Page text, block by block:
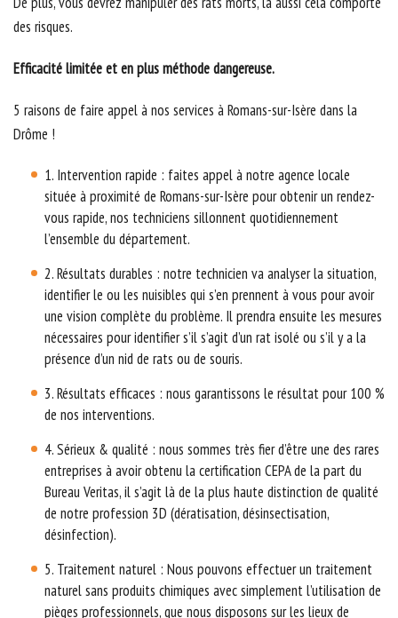
des risques.
Efficacité limitée et en plus méthode dangereuse.
5 raisons de faire appel à nos services à Romans-sur-Isère dans la
Drôme !
1. Intervention rapide : faites appel à notre agence locale
située à proximité de Romans-sur-Isère pour obtenir un rendez-
vous rapide, nos techniciens sillonnent quotidiennement
l’ensemble du département.
2. Résultats durables : notre technicien va analyser la situation,
identifier le ou les nuisibles qui s’en prennent à vous pour avoir
une vision complète du problème. Il prendra ensuite les mesures
nécessaires pour identifier s’il s’agit d’un rat isolé ou s’il y a la
présence d’un nid de rats ou de souris.
3. Résultats efficaces : nous garantissons le résultat pour 100 %
de nos interventions.
4. Sérieux & qualité : nous sommes très fier d’être une des rares
entreprises à avoir obtenu la certification CEPA de la part du
Bureau Veritas, il s’agit là de la plus haute distinction de qualité
de notre profession 3D (dératisation, désinsectisation,
désinfection).
5. Traitement naturel : Nous pouvons effectuer un traitement
naturel sans produits chimiques avec simplement l’utilisation de
pièges professionnels, que nous disposons sur les lieux de